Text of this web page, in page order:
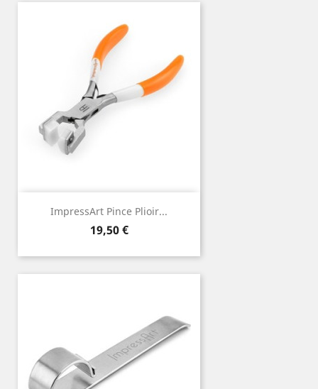
ImpressArt Pince Plioir...
Prix
19,50 €